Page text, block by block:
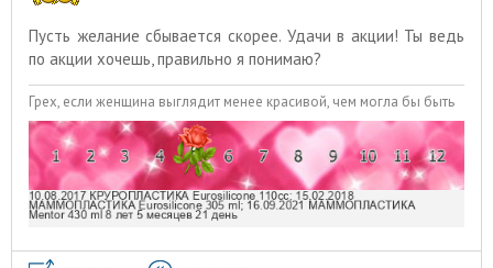
Пусть желание сбывается скорее. Удачи в акции! Ты ведь
по акции хочешь, правильно я понимаю?
Грех, если женщина выглядит менее красивой, чем могла бы быть